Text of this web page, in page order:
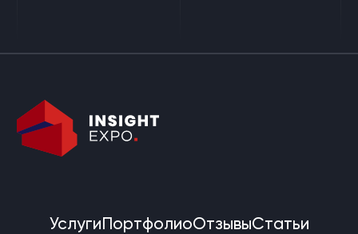
УслугиПортфолиоОтзывыСтатьи